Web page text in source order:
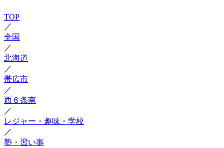
TOP
／
全国
／
北海道
／
帯広市
／
西６条南
／
レジャー・趣味・学校
／
塾・習い事